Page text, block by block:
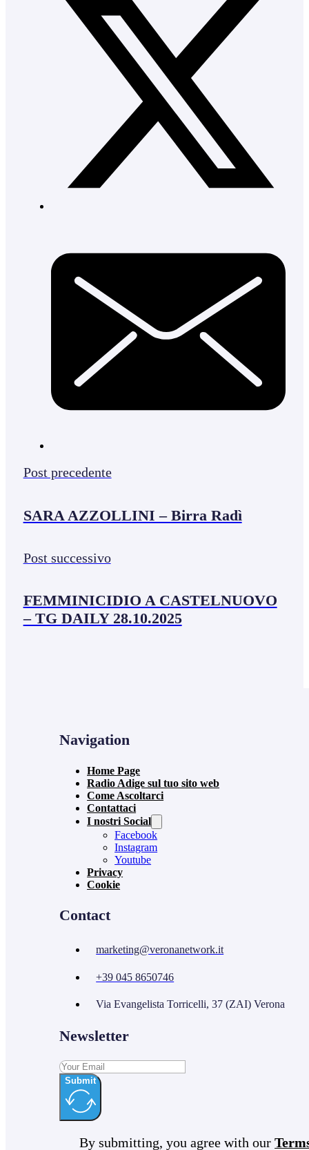
Post precedente
SARA AZZOLLINI – Birra Radì
Post successivo
FEMMINICIDIO A CASTELNUOVO
– TG DAILY 28.10.2025
Navigation
Home Page
Radio Adige sul tuo sito web
Come Ascoltarci
Contattaci
I nostri Social
Facebook
Instagram
Youtube
Privacy
Cookie
Contact
marketing@veronanetwork.it
+39 045 8650746
Via Evangelista Torricelli, 37 (ZAI) Verona
Newsletter
Submit
By submitting, you agree with our